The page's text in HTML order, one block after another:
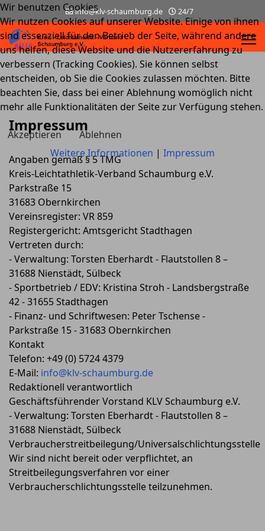
info@klv-schaumburg.de 24/7
Impressum
Angaben gemäß § 5 TMG
Kreis-Leichtathletik-Verband Schaumburg e.V.
Parkstraße 15
31683 Obernkirchen
Vereinsregister: VR 859
Registergericht: Amtsgericht Stadthagen
Vertreten durch:
- Verwaltung: Torsten Eberhardt - Flautstollen 8 –
31688 Nienstädt, Sülbeck
- Sportbetrieb / EDV: Kristina Stroh - Landsbergstraße
42 - 31655 Stadthagen
- Finanz- und Schriftwesen: Peter Tschense -
Parkstraße 15 - 31683 Obernkirchen
Kontakt
Telefon: +49 (0) 5724 4379
E-Mail: info@klv-schaumburg.de
Redaktionell verantwortlich
Geschäftsführender Vorstand KLV Schaumburg e.V.
- Verwaltung: Torsten Eberhardt - Flautstollen 8 –
31688 Nienstädt, Sülbeck
Verbraucherstreitbeilegung/Universalschlichtungsstelle
Wir sind nicht bereit oder verpflichtet, an
Streitbeilegungsverfahren vor einer
Verbraucherschlichtungsstelle teilzunehmen.
Wir benutzen Cookies
Wir nutzen Cookies auf unserer Website. Einige von ihnen
sind essenziell für den Betrieb der Seite, während andere
uns helfen, diese Website und die Nutzererfahrung zu
verbessern (Tracking Cookies). Sie können selbst
entscheiden, ob Sie die Cookies zulassen möchten. Bitte
beachten Sie, dass bei einer Ablehnung womöglich nicht
mehr alle Funktionalitäten der Seite zur Verfügung stehen.
Akzeptieren
Ablehnen
Weitere Informationen | Impressum